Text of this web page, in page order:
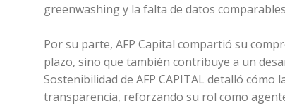
greenwashing y la falta de datos
Por su parte, AFP Capital compartió su
plazo, sino que también contribuye a un
Sostenibilidad de AFP CAPITAL detalló
transparencia, reforzando su rol como